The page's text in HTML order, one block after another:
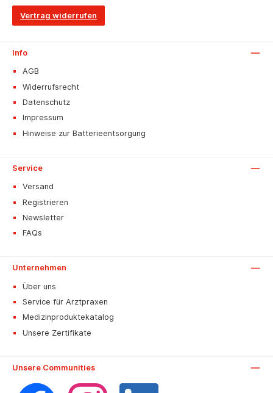
Vertrag widerrufen
Info
AGB
Widerrufsrecht
Datenschutz
Impressum
Hinweise zur Batterieentsorgung
Service
Versand
Registrieren
Newsletter
FAQs
Unternehmen
Über uns
Service für Arztpraxen
Medizinproduktekatalog
Unsere Zertifikate
Unsere Communities